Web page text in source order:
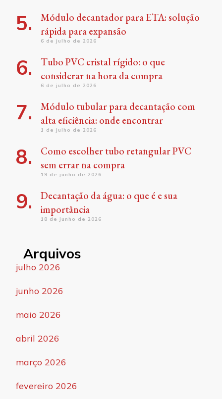
Módulo decantador para ETA: solução
rápida para expansão
6 de julho de 2026
Tubo PVC cristal rígido: o que
considerar na hora da compra
6 de julho de 2026
Módulo tubular para decantação com
alta eficiência: onde encontrar
1 de julho de 2026
Como escolher tubo retangular PVC
sem errar na compra
19 de junho de 2026
Decantação da água: o que é e sua
importância
18 de junho de 2026
Arquivos
julho 2026
junho 2026
maio 2026
abril 2026
março 2026
fevereiro 2026